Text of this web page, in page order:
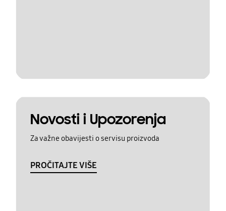
Novosti i Upozorenja
Za važne obavijesti o servisu proizvoda
PROČITAJTE VIŠE